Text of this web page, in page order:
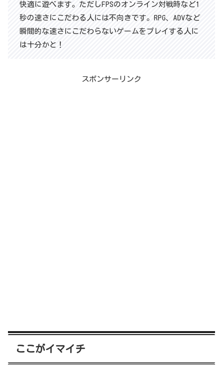
快適に遊べます。ただしFPSのオンライン対戦時など1
秒の速さにこだわる人には不向きです。RPG、ADVなど
瞬間的な速さにこだわらないゲームをプレイする人に
は十分かと！
スポンサーリンク
ここがイマイチ